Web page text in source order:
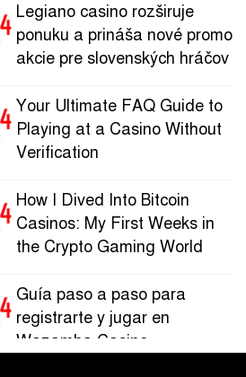
Legiano casino rozširuje
ponuku a prináša nové promo
akcie pre slovenských hráčov
Your Ultimate FAQ Guide to
Playing at a Casino Without
Verification
How I Dived Into Bitcoin
Casinos: My First Weeks in
the Crypto Gaming World
Guía paso a paso para
registrarte y jugar en
Wazamba Casino